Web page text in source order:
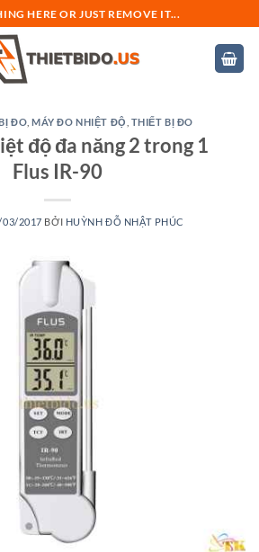
HERE OR JUST REMOVE IT...
ĐO ,MÁY ĐO NHIỆT ĐỘ THIẾT BỊ ĐO
độ đa năng 2 trong 1
Flus IR-90
03/2017 BỞI HUỲNH ĐỖ NHẬT PHÚC